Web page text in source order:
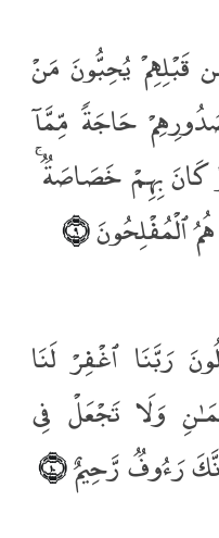
قَبْلِهِمْ يُحِبُّونَ مَنْ
حَاجَةًۭ مِّمَّآ
كَانَ بِهِمْ خَصَاصَةٌۭ
ٱلْمُفْلِحُونَ﴿٩﴾
رَبَّنَا ٱغْفِرْ لَنَا
وَلَا تَجْعَلْ فِى
رَءُوفٌۭ رَّحِيمٌ﴿١٠﴾